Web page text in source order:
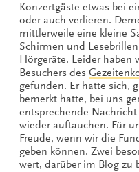
Konzertgäste etwas bei
oder auch verlieren.
mittlerweile eine kleine
Schirmen und
Hörgeräte. Leider haben
Besuchers des
gefunden. Er hatte sich,
bemerkt hatte, bei uns
entsprechende Nachricht
wieder auftauchen. Für
Freude, wenn wir die
geben können. Zwei
wert, darüber im Blog zu